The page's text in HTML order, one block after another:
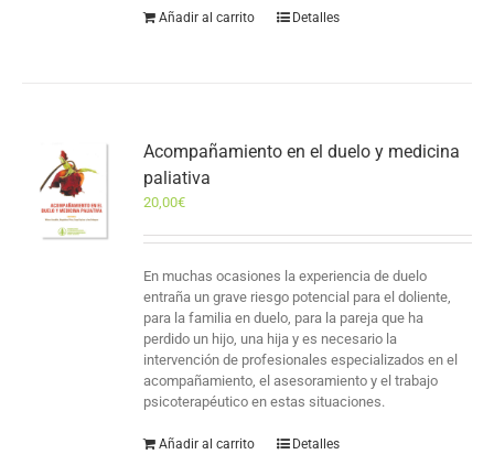
Añadir al carrito Detalles
Acompañamiento en el duelo y medicina
paliativa
20,00€
En muchas ocasiones la experiencia de duelo
entraña un grave riesgo potencial para el doliente,
para la familia en duelo, para la pareja que ha
perdido un hijo, una hija y es necesario la
intervención de profesionales especializados en el
acompañamiento, el asesoramiento y el trabajo
psicoterapéutico en estas situaciones.
Añadir al carrito Detalles